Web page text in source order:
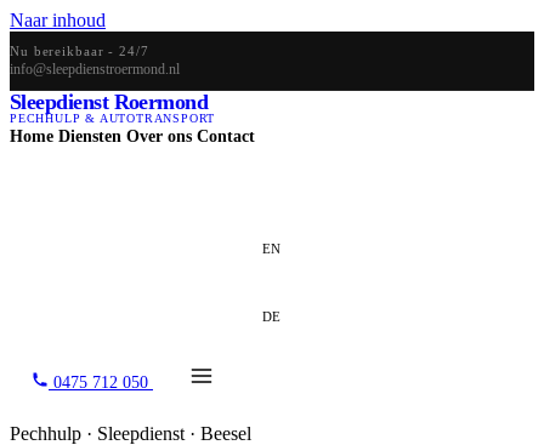
Naar inhoud
Nu bereikbaar - 24/7
info@sleepdienstroermond.nl
Sleepdienst Roermond
PECHHULP & AUTOTRANSPORT
Home Diensten Over ons Contact
EN
DE
0475 712 050
Pechhulp · Sleepdienst · Beesel